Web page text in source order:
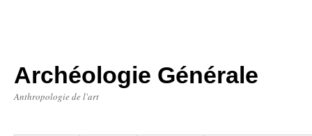
Archéologie Générale
Anthropologie de l'art